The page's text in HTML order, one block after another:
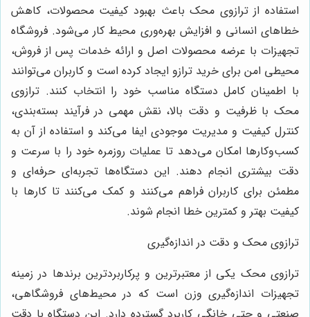
استفاده از ترازوی محک باعث بهبود کیفیت محصولات، کاهش
خطاهای انسانی و افزایش بهره‌وری محیط کار می‌شود. فروشگاه
تجهیزات با عرضه محصولات اصل و ارائه خدمات پس از فروش،
محیطی امن برای خرید ترازو ایجاد کرده است و کاربران می‌توانند
با اطمینان کامل دستگاه مناسب خود را انتخاب کنند. ترازوی
محک با ظرفیت و دقت بالا، نقش مهمی در فرآیند بسته‌بندی،
کنترل کیفیت و مدیریت موجودی ایفا می‌کند و استفاده از آن به
کسب‌وکارها امکان می‌دهد تا عملیات روزمره خود را با سرعت و
دقت بیشتری انجام دهند. این دستگاه‌ها تجربه‌ای حرفه‌ای و
مطمئن برای کاربران فراهم می‌کنند و کمک می‌کنند تا کارها با
کیفیت بهتر و کمترین خطا انجام شوند.
ترازوی محک و دقت در اندازه‌گیری
ترازوی محک یکی از معتبرترین و پرکاربردترین برندها در زمینه
تجهیزات اندازه‌گیری وزن است که در محیط‌های فروشگاهی،